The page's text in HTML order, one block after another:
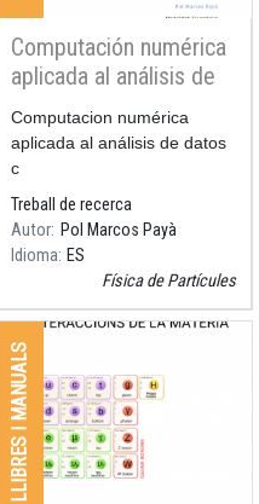
Computación numérica
aplicada al análisis de
datos científicos
Resum
Computacion numérica
aplicada al análisis de datos
c
Treball de recerca
Autor Pol Marcos Payà
Idioma ES
Física de Partícules
LLIBRES I MANUALS